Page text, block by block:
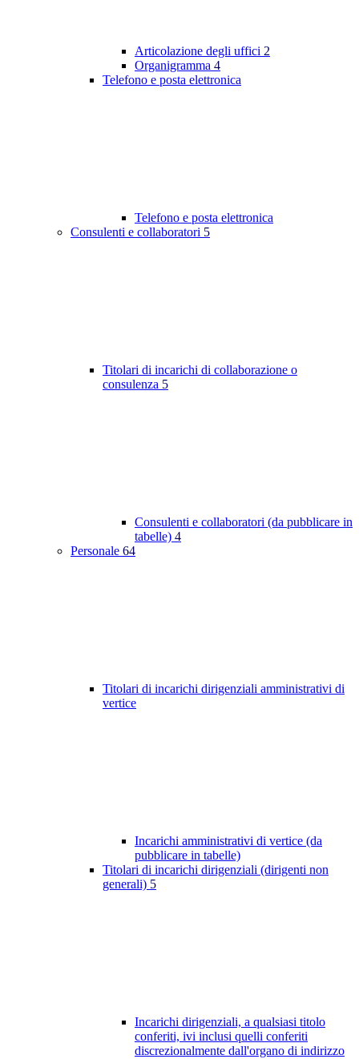
Articolazione degli uffici 2
Organigramma 4
Telefono e posta elettronica
Telefono e posta elettronica
Consulenti e collaboratori 5
Titolari di incarichi di collaborazione o
consulenza 5
Consulenti e collaboratori (da pubblicare in
tabelle) 4
Personale 64
Titolari di incarichi dirigenziali amministrativi di
vertice
Incarichi amministrativi di vertice (da
pubblicare in tabelle)
Titolari di incarichi dirigenziali (dirigenti non
generali) 5
Incarichi dirigenziali, a qualsiasi titolo
conferiti, ivi inclusi quelli conferiti
discrezionalmente dall'organo di indirizzo